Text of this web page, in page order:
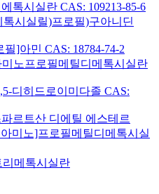
톡시실란 CAS: 109213-85-6
톡시실릴)프로필)구아니딘
]아민 CAS: 18784-74-2
노프로필메틸디메톡시실란
디히드로이미다졸 CAS:
르트산 디에틸 에스테르
미노]프로필메틸디메톡시실
리메톡시실란